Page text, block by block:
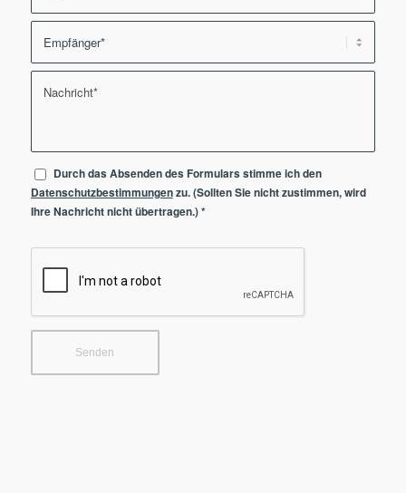
Durch das Absenden des Formulars stimme ich den
Datenschutzbestimmungenzu. (Sollten Sie nicht zustimmen, wird
Ihre Nachricht nicht übertragen.)*